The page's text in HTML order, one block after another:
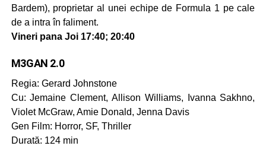
Bardem), proprietar al unei echipe de Formula 1 pe cale
de a intra în faliment.
Vineri pana Joi 17:40; 20:40
M3GAN 2.0
Regia: Gerard Johnstone
Cu: Jemaine Clement, Allison Williams, Ivanna Sakhno,
Violet McGraw, Amie Donald, Jenna Davis
Gen Film: Horror, SF, Thriller
Durată: 124 min